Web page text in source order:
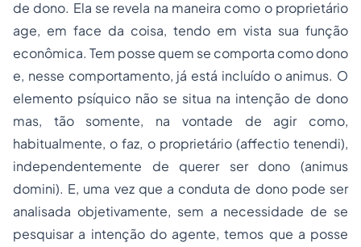
de dono. Ela se revela na maneira como o proprietário
age, em face da coisa, tendo em vista sua função
econômica. Tem posse quem se comporta como dono
e, nesse comportamento, já está incluído o animus. O
elemento psíquico não se situa na intenção de dono
mas, tão somente, na vontade de agir como,
habitualmente, o faz, o proprietário (affectio tenendi),
independentemente de querer ser dono (animus
domini). E, uma vez que a conduta de dono pode ser
analisada objetivamente, sem a necessidade de se
pesquisar a intenção do agente, temos que a posse